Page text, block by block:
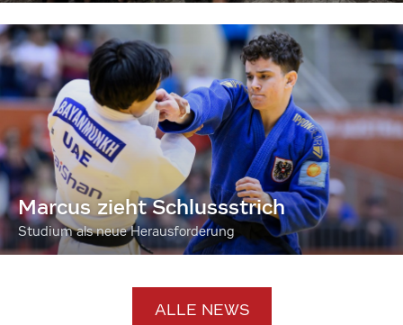
Marcus zieht Schlussstrich
Studium als neue Herausforderung
ALLE NEWS